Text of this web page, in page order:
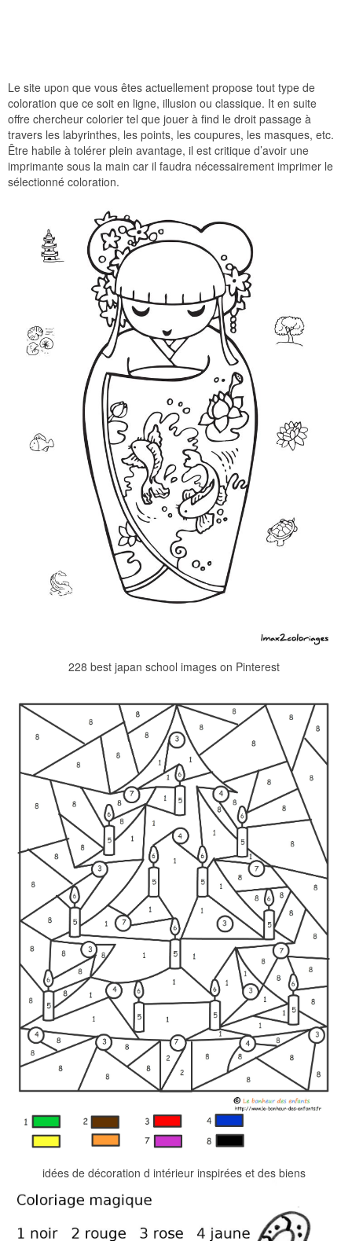
Le site upon que vous êtes actuellement propose tout type de
coloration que ce soit en ligne, illusion ou classique. It en suite
offre chercheur colorier tel que jouer à find le droit passage à
travers les labyrinthes, les points, les coupures, les masques, etc.
Être habile à tolérer plein avantage, il est critique d’avoir une
imprimante sous la main car il faudra nécessairement imprimer le
sélectionné coloration.
228 best japan school images on Pinterest
idées de décoration d intérieur inspirées et des biens